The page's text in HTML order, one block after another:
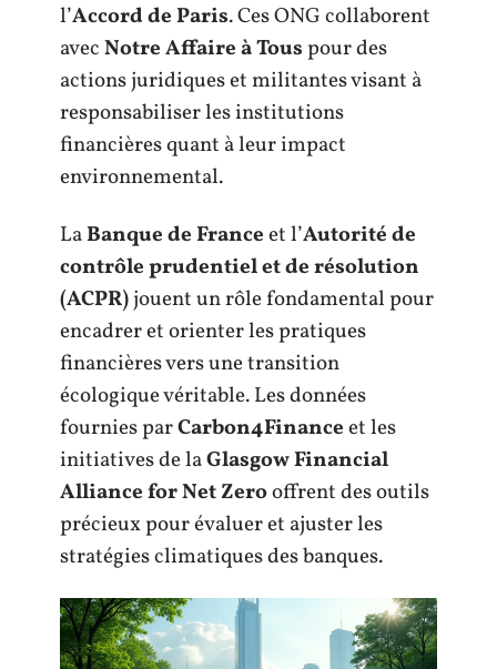
l’Accord de Paris. Ces ONG collaborent
avecNotre Affaire à Touspour des
actions juridiques et militantes visant à
responsabiliser les institutions
financières quant à leur impact
environnemental.
LaBanque de Franceet l’Autorité de
contrôle prudentiel et de résolution
(ACPR)jouent un rôle fondamental pour
encadrer et orienter les pratiques
financières vers une transition
écologique véritable. Les données
fournies parCarbon4Financeet les
initiatives de laGlasgow Financial
Alliance for Net Zerooffrent des outils
précieux pour évaluer et ajuster les
stratégies climatiques des banques.